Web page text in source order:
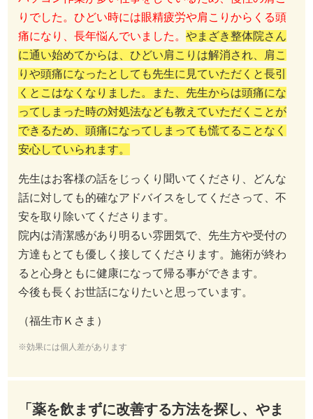
りでした。ひどい時には眼精疲労や肩こりからくる頭
痛になり、長年悩んでいました。 やまざき整体院さん
に通い始めてからは、ひどい肩こりは解消され、肩こ
りや頭痛になったとしても先生に見ていただくと長引
くとこはなくなりました。また、先生からは頭痛にな
ってしまった時の対処法なども教えていただくことが
できるため、頭痛になってしまっても慌てることなく
安心していられます。
先生はお客様の話をじっくり聞いてくださり、どんな
話に対しても的確なアドバイスをしてくださって、不
安を取り除いてくださります。
院内は清潔感があり明るい雰囲気で、先生方や受付の
方達もとても優しく接してくださります。施術が終わ
ると心身ともに健康になって帰る事ができます。
今後も長くお世話になりたいと思っています。
（福生市Ｋさま）
※効果には個人差があります
「薬を飲まずに改善する方法を探し、やま